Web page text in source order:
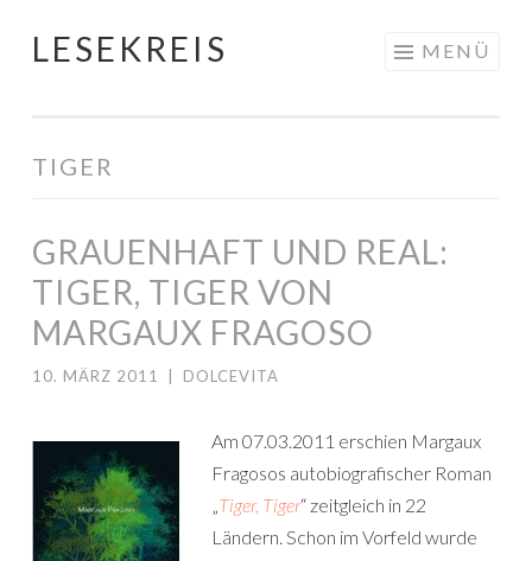
Springe
LESEKREIS MENÜ
TIGER
GRAUENHAFT UND REAL:
TIGER, TIGER VON
MARGAUX FRAGOSO
10. MÄRZ 2011 DOLCEVITA
Am 07.03.2011 erschien Margaux
Fragosos autobiografischer Roman
„Tiger, Tiger“ zeitgleich in 22
Ländern. Schon im Vorfeld wurde